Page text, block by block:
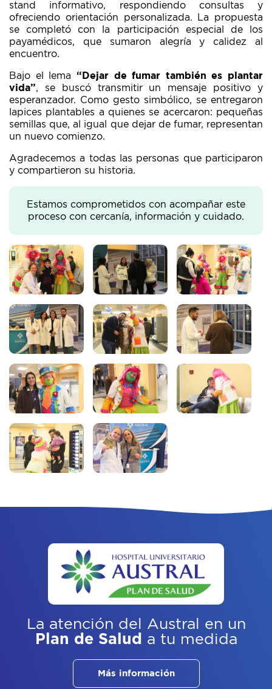
stand informativo, respondiendo consultas y
ofreciendo orientación personalizada. La propuesta
se completó con la participación especial de los
payamédicos, que sumaron alegría y calidez al
encuentro.
Bajo el lema “Dejar de fumar también es plantar
vida”, se buscó transmitir un mensaje positivo y
esperanzador. Como gesto simbólico, se entregaron
lapices plantables a quienes se acercaron: pequeñas
semillas que, al igual que dejar de fumar, representan
un nuevo comienzo.
Agradecemos a todas las personas que participaron
y compartieron su historia.
Estamos comprometidos con acompañar este
proceso con cercanía, información y cuidado.
La atención del Austral
en un
Plan de Salud a tu medida
Más información